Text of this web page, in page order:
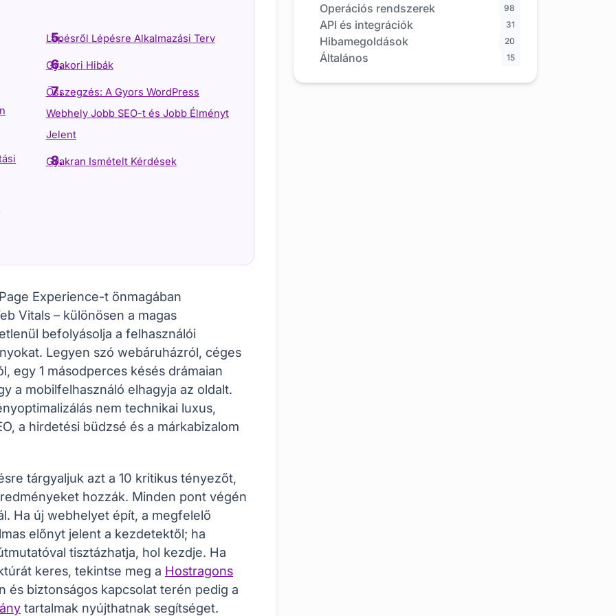
Lépésről Lépésre Alkalmazási Terv
Gyakori Hibák
Összegzés: A Gyors WordPress
Webhely Jobb SEO-t és Jobb Élményt
Jelent
Gyakran Ismételt Kérdések
Experience-t önmagában
Vitals – különösen a magas
befolyásolja a felhasználói
Legyen szó webáruházról, céges
egy 1 másodperces késés drámaian
a mobilfelhasználó elhagyja az oldalt.
nem technikai luxus,
a hirdetési büdzsé és a márkabizalom
tárgyaljuk azt a 10 kritikus tényezőt,
hozzák. Minden pont végén
Ha új webhelyet épít, a megfelelő
előnyt jelent a kezdetektől; ha
tisztázhatja, hol kezdje. Ha
keres, tekintse meg a Hostragons
és biztonságos kapcsolat terén pedig a
tartalmak nyújthatnak segítséget.
Operációs rendszerek 98
API és integrációk 31
Hibamegoldások 20
Általános 15